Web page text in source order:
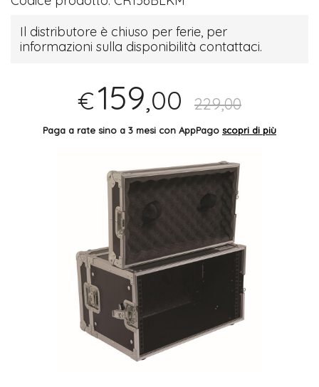
Il distributore è chiuso per ferie, per
informazioni sulla disponibilità contattaci.
€159,00 229,00
Paga a rate sino a 3 mesi con AppPago scopri di più